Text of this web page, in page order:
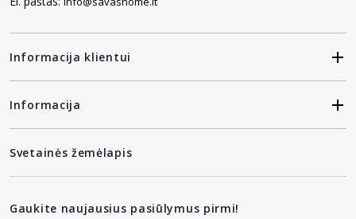
Informacija klientui
Informacija
Svetainės žemėlapis
Gaukite naujausius pasiūlymus pirmi!